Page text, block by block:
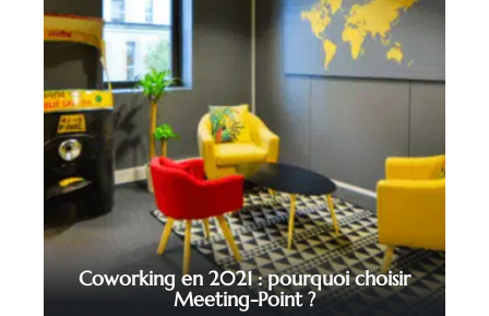
Coworking en 2021 : pourquoi choisir
Meeting-Point ?